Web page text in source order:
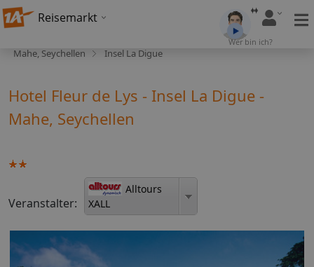
Reisemarkt
Wer bin ich?
Mahe, Seychellen Insel La Digue
Hotel Fleur de Lys - Insel La Digue -
Mahe, Seychellen
Veranstalter:
Alltours
XALL